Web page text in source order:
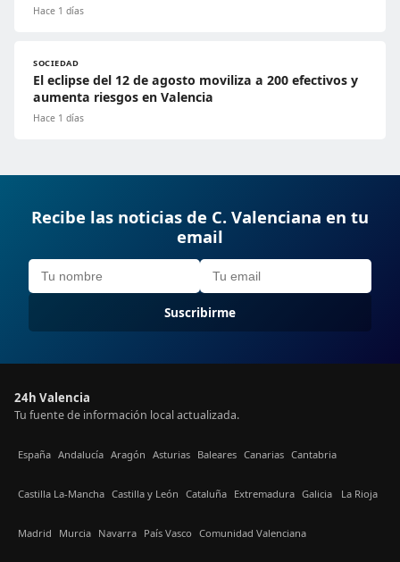
Hace 1 días
SOCIEDAD
El eclipse del 12 de agosto moviliza a 200 efectivos y
aumenta riesgos en Valencia
Hace 1 días
Recibe las noticias de C. Valenciana en tu
email
Suscribirme
24h Valencia
Tu fuente de información local actualizada.
España Andalucía Aragón Asturias Baleares Canarias Cantabria
Castilla La-Mancha Castilla y León Cataluña Extremadura Galicia La Rioja
Madrid Murcia Navarra País Vasco Comunidad Valenciana